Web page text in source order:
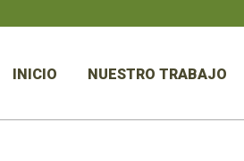
INICIO NUESTRO TRABAJO